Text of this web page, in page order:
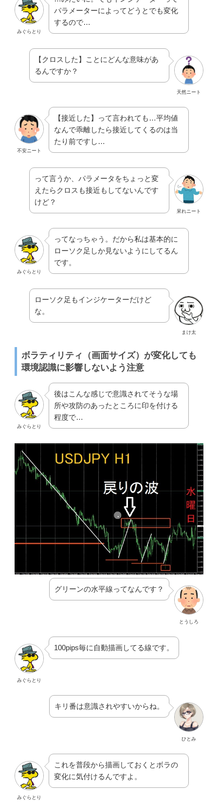
みぐらとり
パラメーターによってどうとでも変化
するので…
天然ニート
【クロスした】ことにどんな意味があ
るんですか？
不安ニート
【接近した】って言われても…平均値
なんで乖離したら接近してくるのは当
たり前ですし…
呆れニート
って言うか、パラメータをちょっと変
えたらクロスも接近もしてないんです
けど？
みぐらとり
ってなっちゃう。だから私は基本的に
ローソク足しか見ないようにしてるん
です。
まけ太
ローソク足もインジケーターだけど
な。
ボラティリティ（画面サイズ）が変化しても
環境認識に影響しないよう注意
みぐらとり
後はこんな感じで意識されてそうな場
所や攻防のあったところに印を付ける
程度で…
とうしろ
グリーンの水平線ってなんです？
みぐらとり
100pips毎に自動描画してる線です。
ひとみ
キリ番は意識されやすいからね。
みぐらとり
これを普段から描画しておくとボラの
変化に気付けるんですよ。